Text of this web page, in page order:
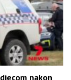
nakon